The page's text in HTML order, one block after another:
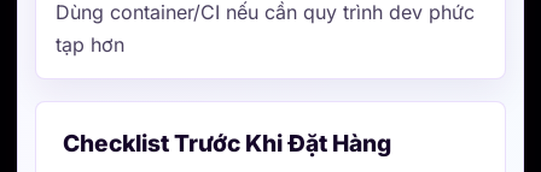
tạp hơn